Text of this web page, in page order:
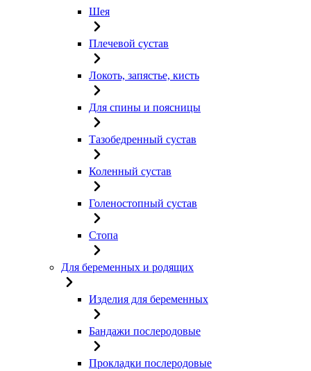
Шея
Плечевой сустав
Локоть, запястье, кисть
Для спины и поясницы
Тазобедренный сустав
Коленный сустав
Голеностопный сустав
Стопа
Для беременных и родящих
Изделия для беременных
Бандажи послеродовые
Прокладки послеродовые